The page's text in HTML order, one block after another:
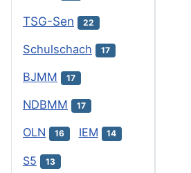
TSG-Sen 22
Schulschach 17
BJMM 17
NDBMM 17
OLN 16 IEM 14
S5 13